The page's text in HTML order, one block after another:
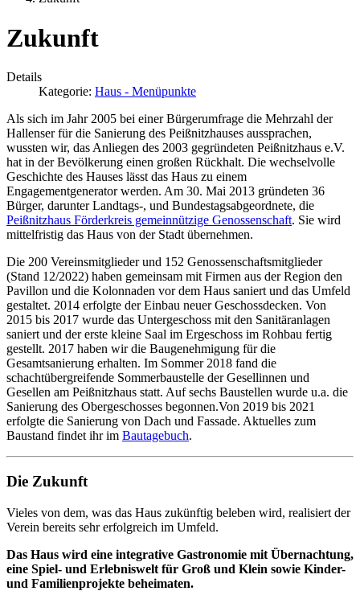
Zukunft
Details
Kategorie: Haus - Menüpunkte
Als sich im Jahr 2005 bei einer Bürgerumfrage die Mehrzahl der
Hallenser für die Sanierung des Peißnitzhauses aussprachen,
wussten wir, das Anliegen des 2003 gegründeten Peißnitzhaus e.V.
hat in der Bevölkerung einen großen Rückhalt. Die wechselvolle
Geschichte des Hauses lässt das Haus zu einem
Engagementgenerator werden. Am 30. Mai 2013 gründeten 36
Bürger, darunter Landtags-, und Bundestagsabgeordnete, die
Peißnitzhaus Förderkreis gemeinnützige Genossenschaft. Sie wird
mittelfristig das Haus von der Stadt übernehmen.
Die 200 Vereinsmitglieder und 152 Genossenschaftsmitglieder
(Stand 12/2022) haben gemeinsam mit Firmen aus der Region den
Pavillon und die Kolonnaden vor dem Haus saniert und das Umfeld
gestaltet. 2014 erfolgte der Einbau neuer Geschossdecken. Von
2015 bis 2017 wurde das Untergeschoss mit den Sanitäranlagen
saniert und der erste kleine Saal im Ergeschoss im Rohbau fertig
gestellt. 2017 haben wir die Baugenehmigung für die
Gesamtsanierung erhalten. Im Sommer 2018 fand die
schachtübergreifende Sommerbaustelle der Gesellinnen und
Gesellen am Peißnitzhaus statt. Auf sechs Baustellen wurde u.a. die
Sanierung des Obergeschosses begonnen.Von 2019 bis 2021
erfolgte die Sanierung von Dach und Fassade. Aktuelles zum
Baustand findet ihr im Bautagebuch.
Die Zukunft
Vieles von dem, was das Haus zukünftig beleben wird, realisiert der
Verein bereits sehr erfolgreich im Umfeld.
Das Haus wird eine integrative Gastronomie mit Übernachtung,
eine Spiel- und Erlebniswelt für Groß und Klein sowie Kinder-
und Familienprojekte beheimaten.